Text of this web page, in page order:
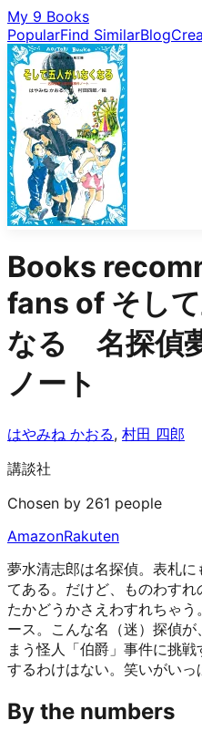
My 9 Books
PopularFind SimilarBlog
Books
fans of そし
なる 名探偵
ノート
はやみね かおる, 村田 四郎
講談社
Chosen by 261 people
AmazonRakuten
夢水清志郎は名探偵。表札
てある。だけど、ものわす
たかどうかさえわすれちゃ
ース。こんな名（迷）探偵
まう怪人「伯爵」事件に挑
するわけはない。笑いがいっ
By the numbers